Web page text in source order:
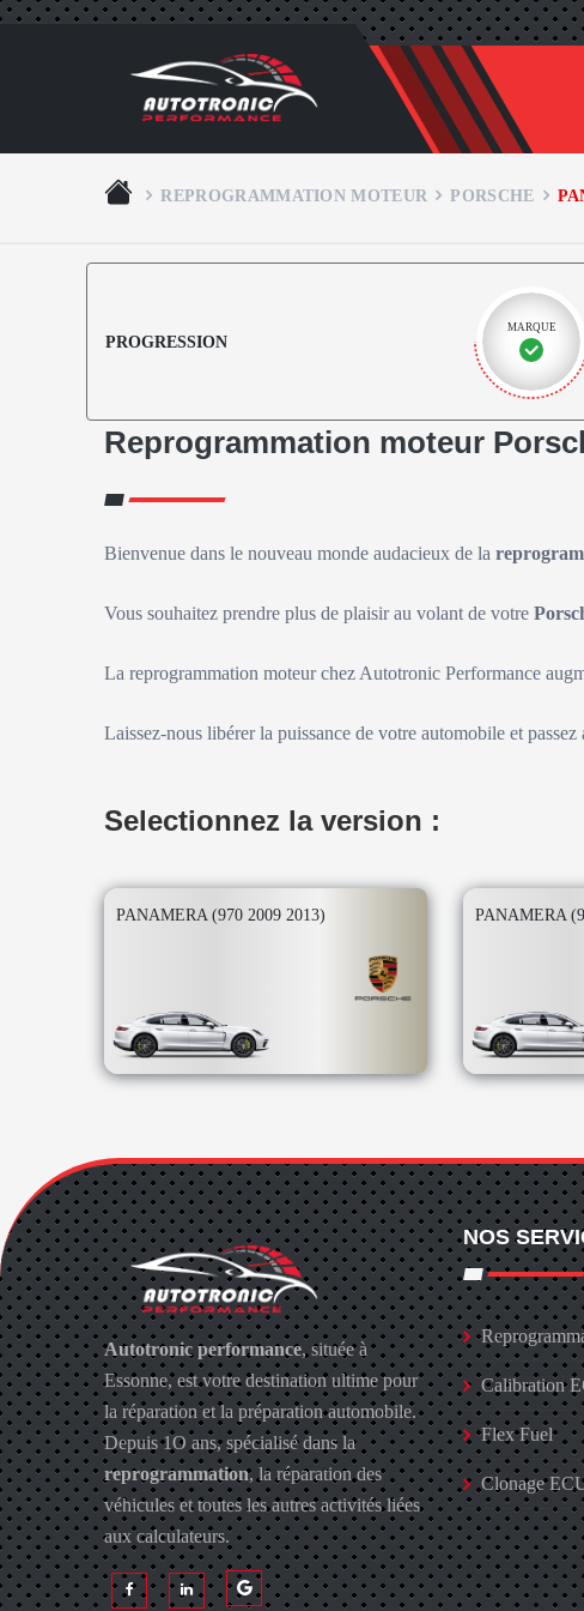
REPROGRAMMATION MOTEUR PORSCHE
PROGRESSION
MARQUE
Reprogrammation moteur
Bienvenue dans le nouveau monde audacieux de la
Vous souhaitez prendre plus de plaisir au volant de votre
La reprogrammation moteur chez Autotronic Performance
Laissez-nous libérer la puissance de votre automobile et
Selectionnez la version :
PANAMERA (970 2009 2013) PANAMERA
Autotronic performance, située à
Essonne, est votre destination ultime pour
la réparation et la préparation automobile.
Depuis 1O ans, spécialisé dans la
reprogrammation, la réparation des
véhicules et toutes les autres activités liées
aux calculateurs.
NOS
Calibration
Flex Fuel
Clonage